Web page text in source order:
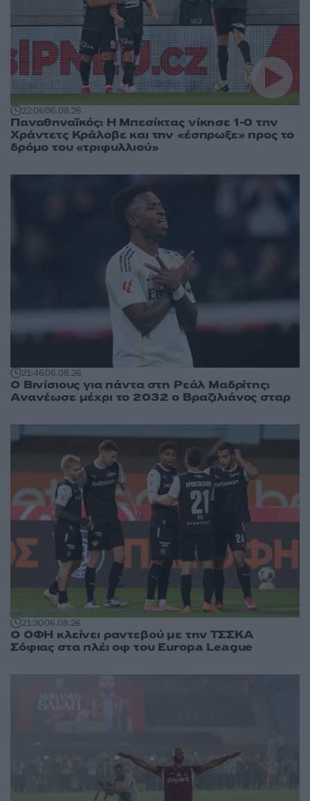
22:0606.08.26
Παναθηναϊκός: Η Μπεσίκτας νίκησε 1-0 την
Χράντετς Κράλοβε και την «έσπρωξε» προς το
δρόμο του «τριφυλλιού»
21:4606.08.26
Ο Βινίσιους για πάντα στη Ρεάλ Μαδρίτης:
Ανανέωσε μέχρι το 2032 ο Βραζιλιάνος σταρ
21:3006.08.26
Ο ΟΦΗ κλείνει ραντεβού με την ΤΣΣΚΑ
Σόφιας στα πλέι οφ του Europa League